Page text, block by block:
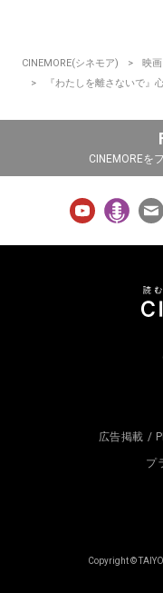
CINEMORE(シネモア) 映画
『わたしを離さないで』
CINEMOREを
広告掲載 /
プ
Copyright ©